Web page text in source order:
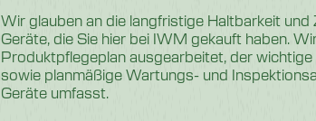
Wir glauben an die langfristige Haltbarkeit und
Geräte, die Sie hier bei IWM gekauft haben.
Produktpflegeplan ausgearbeitet, der
sowie planmäßige Wartungs- und
Geräte umfasst.